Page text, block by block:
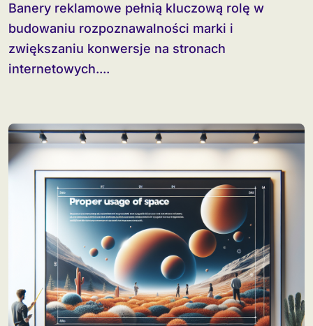
Banery reklamowe pełnią kluczową rolę w
budowaniu rozpoznawalności marki i
zwiększaniu konwersje na stronach
internetowych....